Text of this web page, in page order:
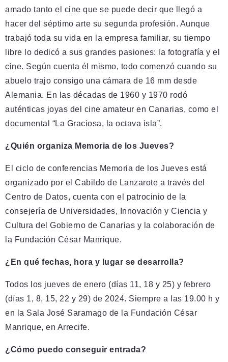
amado tanto el cine que se puede decir que llegó a
hacer del séptimo arte su segunda profesión. Aunque
trabajó toda su vida en la empresa familiar, su tiempo
libre lo dedicó a sus grandes pasiones: la fotografía y el
cine. Según cuenta él mismo, todo comenzó cuando su
abuelo trajo consigo una cámara de 16 mm desde
Alemania. En las décadas de 1960 y 1970 rodó
auténticas joyas del cine amateur en Canarias, como el
documental “La Graciosa, la octava isla”.
¿Quién organiza Memoria de los Jueves?
El ciclo de conferencias Memoria de los Jueves está
organizado por el Cabildo de Lanzarote a través del
Centro de Datos, cuenta con el patrocinio de la
consejería de Universidades, Innovación y Ciencia y
Cultura del Gobierno de Canarias y la colaboración de
la Fundación César Manrique.
¿En qué fechas, hora y lugar se desarrolla?
Todos los jueves de enero (días 11, 18 y 25) y febrero
(días 1, 8, 15, 22 y 29) de 2024. Siempre a las 19.00 h y
en la Sala José Saramago de la Fundación César
Manrique, en Arrecife.
¿Cómo puedo conseguir entrada?